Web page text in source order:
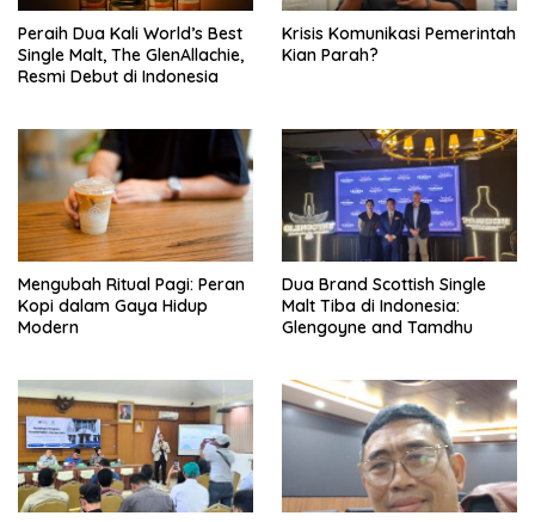
Peraih Dua Kali World’s Best
Single Malt, The GlenAllachie,
Resmi Debut di Indonesia
Krisis Komunikasi Pemerintah
Kian Parah?
Mengubah Ritual Pagi: Peran
Kopi dalam Gaya Hidup
Modern
Dua Brand Scottish Single
Malt Tiba di Indonesia:
Glengoyne and Tamdhu